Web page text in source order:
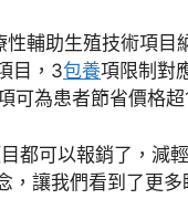
輔助生殖技術項
目，3包養項限制對
可為患者節省價格超
都可以報銷了，減
，讓我們看到了更多